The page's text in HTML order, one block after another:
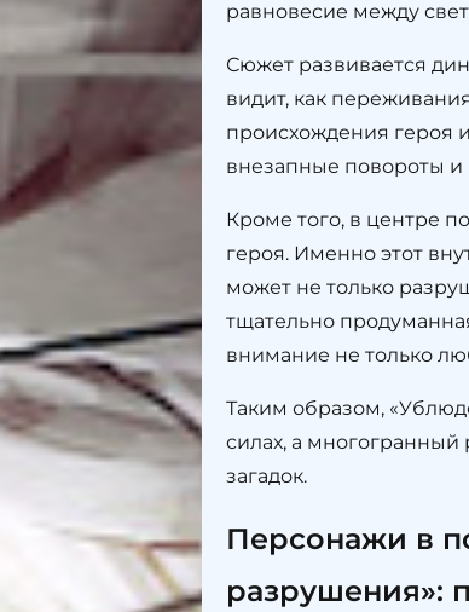
равновесие между
Сюжет развивается
видит, как
происхождения героя
внезапные повороты
Кроме того, в центре
героя. Именно этот
может не только
тщательно
внимание не только
Таким образом,
силах, а
загадок.
Персонажи в
разрушения»: